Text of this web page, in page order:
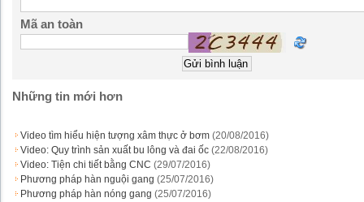
Mã an toàn
Những tin mới hơn
Video tìm hiểu hiện tượng xâm thực ở bơm (20/08/2016)
Video: Quy trình sản xuất bu lông và đai ốc (22/08/2016)
Video: Tiện chi tiết bằng CNC (29/07/2016)
Phương pháp hàn nguội gang (25/07/2016)
Phương pháp hàn nóng gang (25/07/2016)